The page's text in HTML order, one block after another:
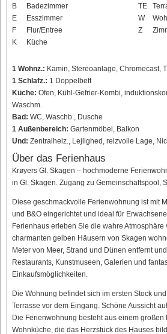
B
Badezimmer
E
Esszimmer
F
Flur/Entree
K
Küche
TE
W
Z
1 Wohnz.: Kamin, Stereoanlage, Chromecast,
1 Schlafz.: 1 Doppelbett
Küche: Ofen, Kühl-Gefrier-Kombi,
Waschm.
Bad: WC, Waschb., Dusche
1 Außenbereich: Gartenmöbel, Balkon
Und: Zentralheiz., Lejlighed, reizvolle Lage,
Über das Ferienhaus
Krøyers Gl. Skagen – hochmoderne
in Gl. Skagen. Zugang zu Gemeinschaftspool,
Diese geschmackvolle Ferienwohnung ist mit
und B&O eingerichtet und ideal für
Ferienhaus erleben Sie die wahre Atmosphäre
charmanten gelben Häusern von Skagen
Meter von Meer, Strand und Dünen entfernt
Restaurants, Kunstmuseen, Galerien und
Einkaufsmöglichkeiten.
Die Wohnung befindet sich im ersten Stock
Terrasse vor dem Eingang. Schöne Aussicht
Die Ferienwohnung besteht aus einem großen
Wohnküche, die das Herzstück des Hauses